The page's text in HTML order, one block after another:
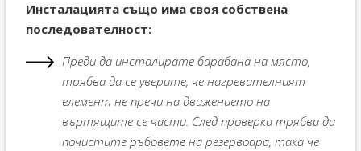
Инсталацията също има своя собствена
последователност:
Преди да инсталирате барабана на място,
трябва да се уверите, че нагревателният
елемент не пречи на движението на
въртящите се части. След проверка трябва да
почистите ръбовете на резервоара, така че